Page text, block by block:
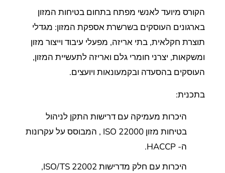
הקורס מיועד לאנשי מפתח בתחום בטיחות המזון
בארגונים העוסקים בשרשרת אספקת המזון: מגדלי
תוצרת חקלאית, בתי אריזה, מפעלי עיבוד וייצור מזון
ומשקאות, יצרני חומרי גלם ואריזה לתעשיית המזון,
העוסקים בהסעדה ובקמעונאות ויועצים.
בתכנית:
היכרות מעמיקה עם דרישות התקן לניהול
בטיחות מזון ISO 22000 , המבוסס על עקרונות
ה- HACCP.
היכרות עם חלק מדרישות ISO/TS 22002,